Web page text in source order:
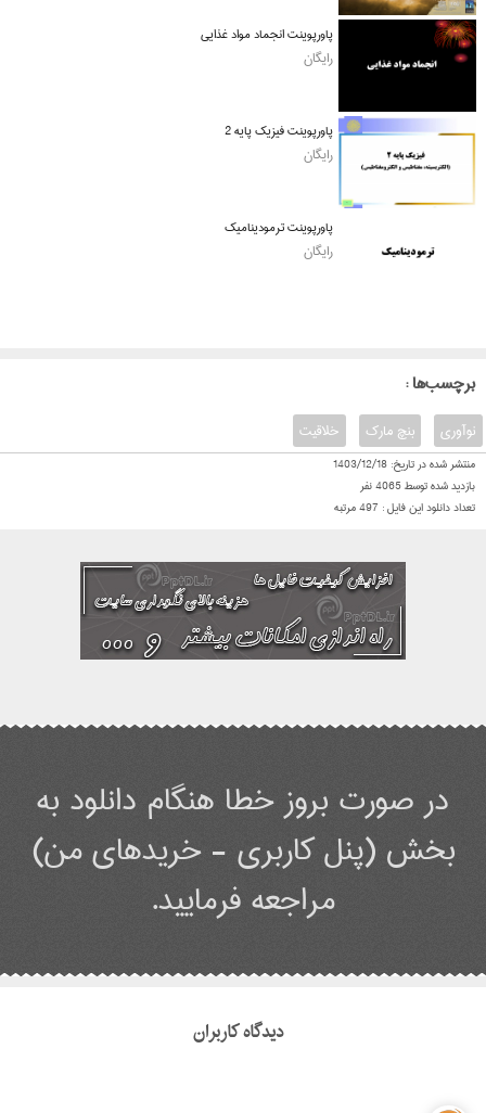
پاورپوینت انجماد مواد غذایی
رایگان
پاورپوینت فیزیک پایه 2
رایگان
پاورپوینت ترمودینامیک
رایگان
: برچسب‌ها
خلاقیت بنچ مارک نوآوری
منتشر شده در تاریخ: 1403/12/18
بازدید شده توسط4065نفر
تعداد دانلود این فایل : 497مرتبه
در صورت بروز خطا هنگام دانلود به
بخش (پنل کاربری - خریدهای من)
مراجعه فرمایید.
دیدگاه کاربران